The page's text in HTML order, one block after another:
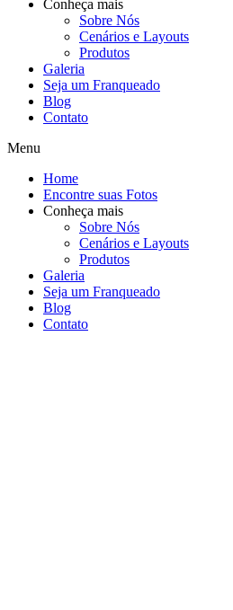
Conheça mais
Sobre Nós
Cenários e Layouts
Produtos
Galeria
Seja um Franqueado
Blog
Contato
Menu
Home
Encontre suas Fotos
Conheça mais
Sobre Nós
Cenários e Layouts
Produtos
Galeria
Seja um Franqueado
Blog
Contato